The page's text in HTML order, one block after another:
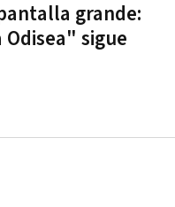
grande:
sigue